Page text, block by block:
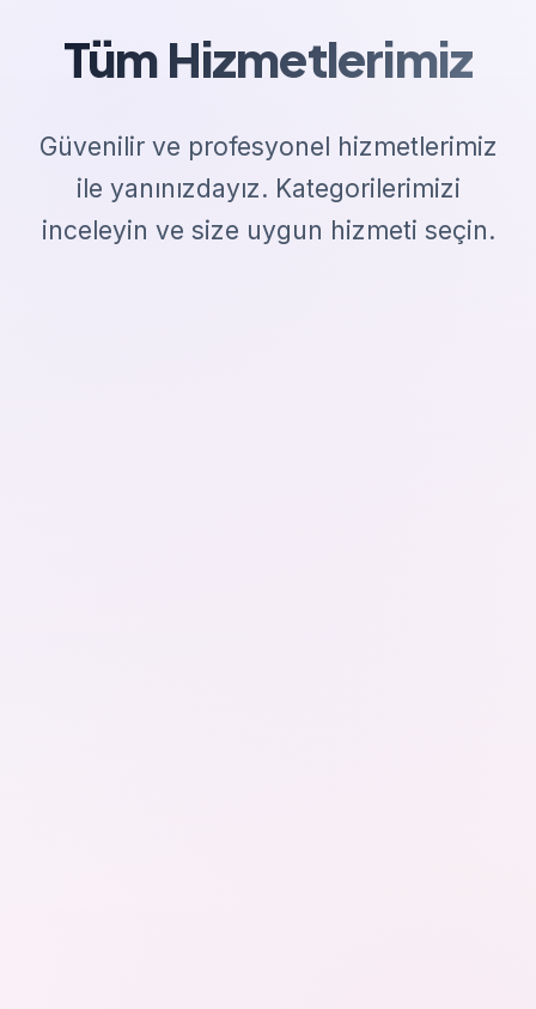
Tüm Hizmetlerimiz
Güvenilir ve profesyonel hizmetlerimiz
ile yanınızdayız. Kategorilerimizi
inceleyin ve size uygun hizmeti seçin.